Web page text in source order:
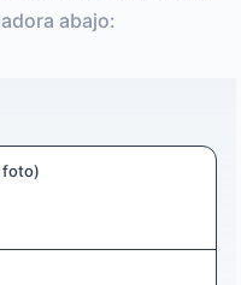
abajo:
foto)